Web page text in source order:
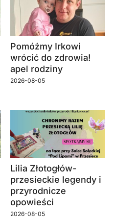
Pomóżmy Irkowi
wrócić do zdrowia!
apel rodziny
2026-08-05
Lilia Złotogłów-
przesieckie legendy i
przyrodnicze
opowieści
2026-08-05